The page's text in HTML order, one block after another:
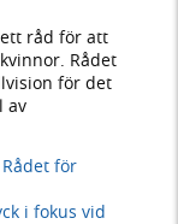
råd för att
Rådet
för det
av
för
i fokus vid